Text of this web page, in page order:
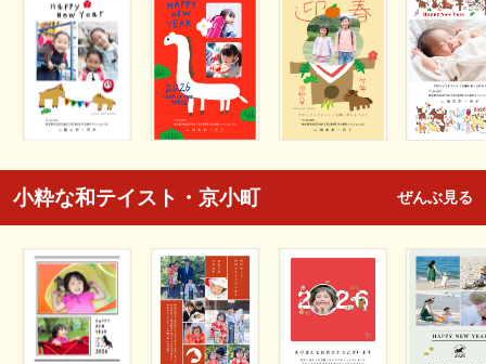
小粋な和テイスト・京小町 ぜんぶ見る